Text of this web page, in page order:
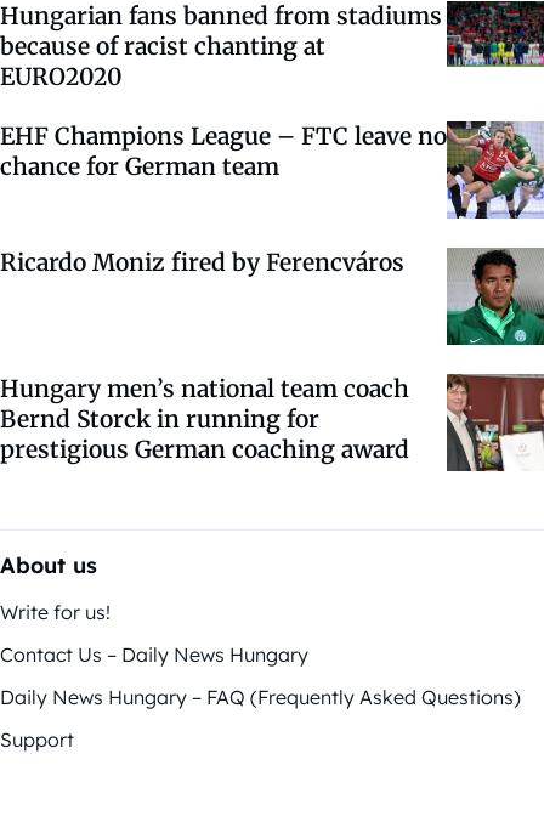
Hungarian fans banned from stadiums
because of racist chanting at
EURO2020
EHF Champions League – FTC leave no
chance for German team
Ricardo Moniz fired by Ferencváros
Hungary men’s national team coach
Bernd Storck in running for
prestigious German coaching award
About us
Write for us!
Contact Us – Daily News Hungary
Daily News Hungary – FAQ (Frequently Asked Questions)
Support